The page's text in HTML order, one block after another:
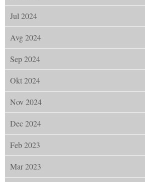
Jul 2024
Avg 2024
Sep 2024
Okt 2024
Nov 2024
Dec 2024
Feb 2023
Mar 2023